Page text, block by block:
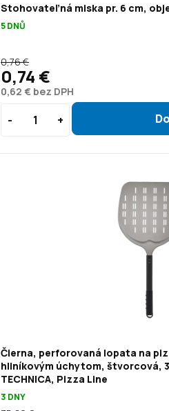
Stohovateľná miska pr. 6 cm,
5 DNŮ
0,62 € bez DPH
0,76 €
0,74 €
Čierna, perforovaná lopata na
hliníkovým úchytom, štvorcová,
TECHNICA, Pizza Line
3 DNY